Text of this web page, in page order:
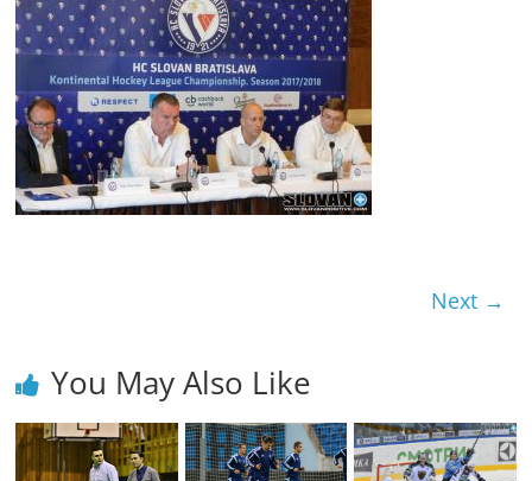
Next →
You May Also Like